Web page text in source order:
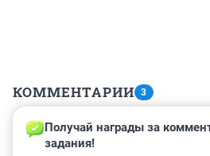
КОММЕНТАРИИ 3
Гость
21 октября 2014, 10:41
Получай награды за
задания!